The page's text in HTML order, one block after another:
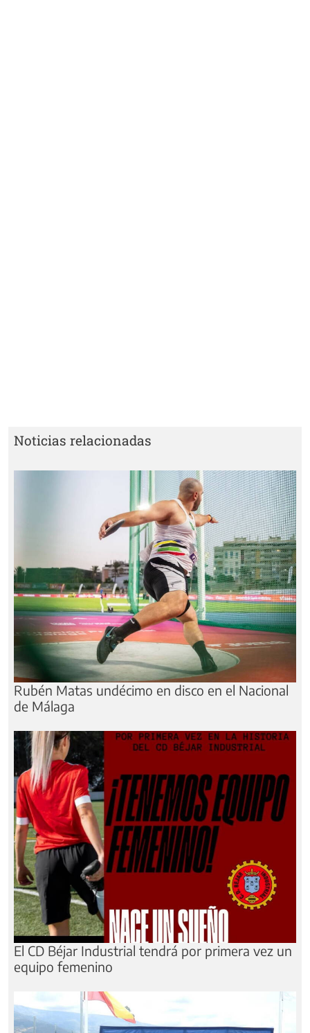
Noticias relacionadas
Rubén Matas undécimo en disco en el Nacional
de Málaga
El CD Béjar Industrial tendrá por primera vez un
equipo femenino